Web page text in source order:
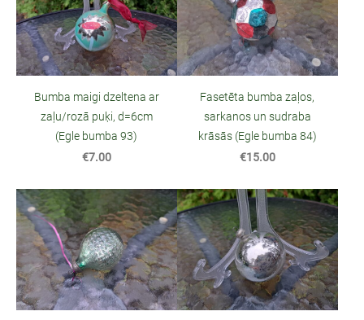
Bumba maigi dzeltena ar
zaļu/rozā puķi, d=6cm
(Egle bumba 93)
€7.00
Fasetēta bumba zaļos,
sarkanos un sudraba
krāsās (Egle bumba 84)
€15.00